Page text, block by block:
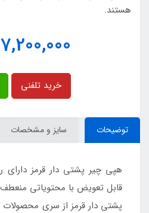
هستند.
7,200,000
خرید تلفنی
توضیحات سایز و مشخصات
هپی چیر پشتی دار قرمز دارای
قابل تعویض با محتویاتی
پشتی دار قرمز از سری محصولات